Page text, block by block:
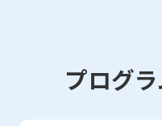
プログ